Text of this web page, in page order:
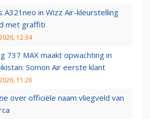
A321neo in Wizz Air-kleurstelling
met graffiti
12:34
737 MAX maakt opwachting in
Somon Air eerste klant
11:26
over officiële naam vliegveld van